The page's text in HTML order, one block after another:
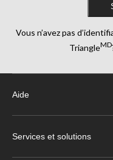
Vous n’avez pas
TriangleMD
Aide
Services et solutions